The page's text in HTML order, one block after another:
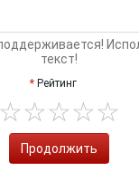
текст!
Рейтинг
Продолжить